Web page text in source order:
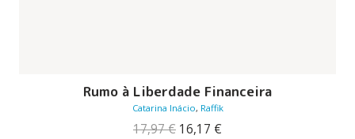
Rumo à Liberdade Financeira
Catarina Inácio, Raffik
17,97€ O
16,17 €